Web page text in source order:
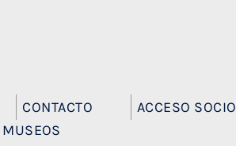
CONTACTO
ACCESO